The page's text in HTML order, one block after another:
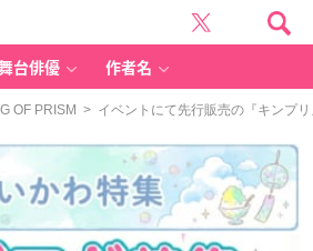
台俳優 作者名
OF PRISM > イベントにて先行販売の『キンプ